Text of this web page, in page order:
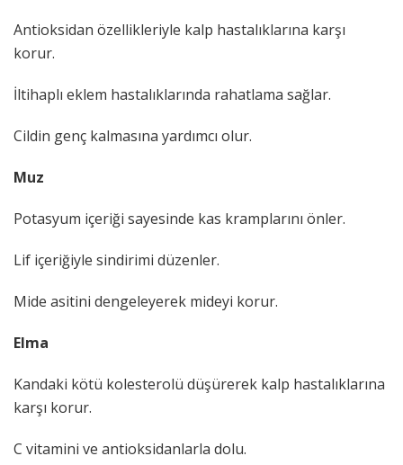
Antioksidan özellikleriyle kalp hastalıklarına karşı
korur.
İltihaplı eklem hastalıklarında rahatlama sağlar.
Cildin genç kalmasına yardımcı olur.
Muz
Potasyum içeriği sayesinde kas kramplarını önler.
Lif içeriğiyle sindirimi düzenler.
Mide asitini dengeleyerek mideyi korur.
Elma
Kandaki kötü kolesterolü düşürerek kalp hastalıklarına
karşı korur.
C vitamini ve antioksidanlarla dolu.